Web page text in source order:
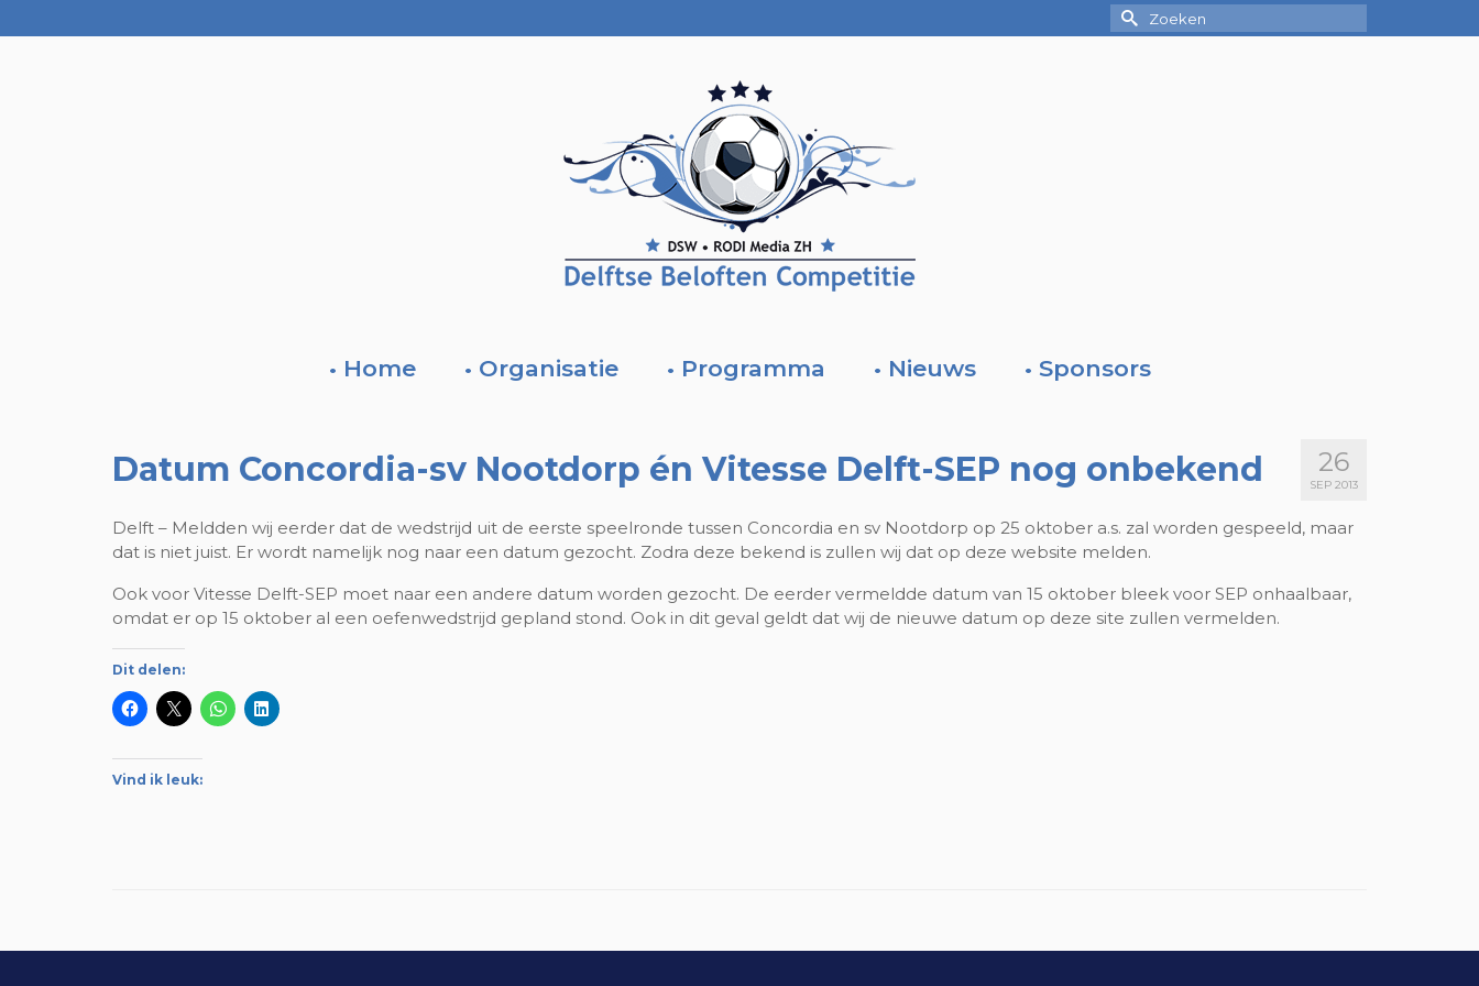
Zoek
naar:
• Home • Organisatie • Programma • Nieuws • Sponsors
26
SEP 2013
Datum Concordia-sv Nootdorp én Vitesse Delft-SEP nog onbekend
Delft – Meldden wij eerder dat de wedstrijd uit de eerste speelronde tussen Concordia en sv Nootdorp op 25 oktober a.s. zal worden gespeeld, maar
dat is niet juist. Er wordt namelijk nog naar een datum gezocht. Zodra deze bekend is zullen wij dat op deze website melden.
Ook voor Vitesse Delft-SEP moet naar een andere datum worden gezocht. De eerder vermeldde datum van 15 oktober bleek voor SEP onhaalbaar,
omdat er op 15 oktober al een oefenwedstrijd gepland stond. Ook in dit geval geldt dat wij de nieuwe datum op deze site zullen vermelden.
Dit delen:
Vind ik leuk: